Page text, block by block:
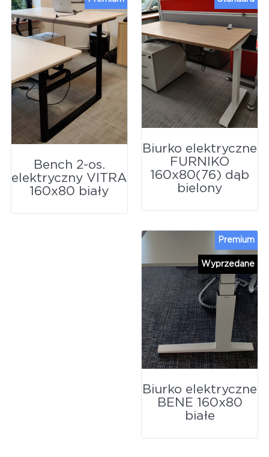
Bench 2-os.
elektryczny VITRA
160x80 biały
Biurko elektryczne
FURNIKO
160x80(76) dąb
bielony
Wyprzedane
Premium
Biurko elektryczne
BENE 160x80
białe